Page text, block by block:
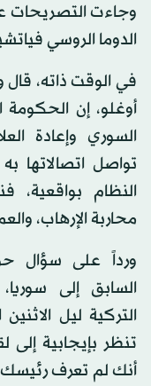
وجاءت التصريحات
الدوما الروسي
في الوقت ذاته، قال
أوغلو، إن
السوري وإعادة
تواصل اتصالاتها
النظام
محاربة الإرهاب،
ورداً على سؤال
السابق إلى
التركية ليل
تنظر بإيجابية إلى
أنك لم تعرف رئيسك